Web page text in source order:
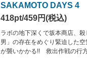
SAKAMOTO DAYS 4
418pt/459円(税込)
ラボの地下深くで坂本商店、
男」の存在をめぐり緊迫した
が襲いかかる!! 救出作戦の行